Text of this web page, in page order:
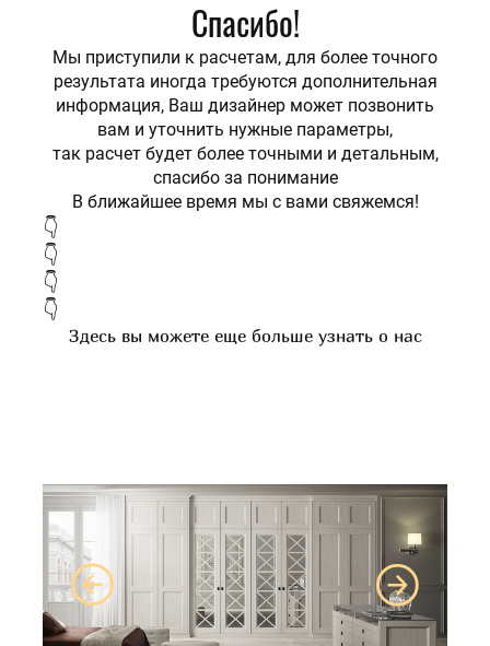
Спасибо!
Мы приступили к расчетам, для более точного
результата иногда требуются дополнительная
информация, Ваш дизайнер может позвонить
вам и уточнить нужные параметры,
так расчет будет более точными и детальным,
спасибо за понимание
В ближайшее время мы с вами свяжемся!
👇
👇
👇
👇
Здесь вы можете еще больше узнать о нас